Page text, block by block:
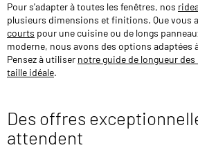
Pour s'adapter à toutes les fenêtres, nos
plusieurs dimensions et finitions. Que vous
courts pour une cuisine ou de longs
moderne, nous avons des options adaptées
Pensez à utiliser notre guide de longueur
taille idéale.
Des offres
attendent